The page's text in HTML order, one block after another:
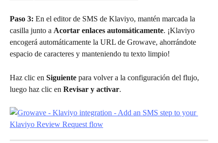
Paso 3: En el editor de SMS de Klaviyo, mantén marcada la
casilla junto a Acortar enlaces automáticamente. ¡Klaviyo
encogerá automáticamente la URL de Growave, ahorrándote
espacio de caracteres y manteniendo tu texto limpio!
Haz clic en Siguiente para volver a la configuración del flujo,
luego haz clic en Revisar y activar.